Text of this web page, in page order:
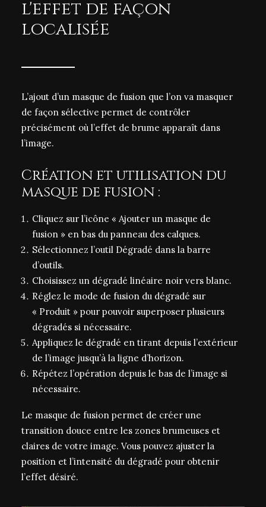
l'effet de façon
localisée
L’ajout d’un masque de fusion que l’on va masquer
de façon sélective permet de contrôler
précisément où l’effet de brume apparaît dans
l’image.
Création et utilisation du
masque de fusion :
Cliquez sur l’icône « Ajouter un masque de
fusion » en bas du panneau des calques.
Sélectionnez l’outil Dégradé dans la barre
d’outils.
Choisissez un dégradé linéaire noir vers blanc.
Réglez le mode de fusion du dégradé sur
« Produit » pour pouvoir superposer plusieurs
dégradés si nécessaire.
Appliquez le dégradé en tirant depuis l’extérieur
de l’image jusqu’à la ligne d’horizon.
Répétez l’opération depuis le bas de l’image si
nécessaire.
Le masque de fusion permet de créer une
transition douce entre les zones brumeuses et
claires de votre image. Vous pouvez ajuster la
position et l’intensité du dégradé pour obtenir
l’effet désiré.